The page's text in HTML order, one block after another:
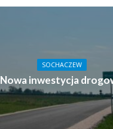
SOCHACZEW
Nowa inwestycja